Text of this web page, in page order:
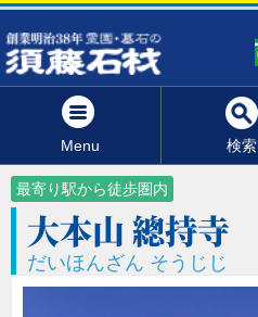
Menu 検索
最寄り駅から徒歩圏内
大本山 總持寺
だいほんざん そうじじ